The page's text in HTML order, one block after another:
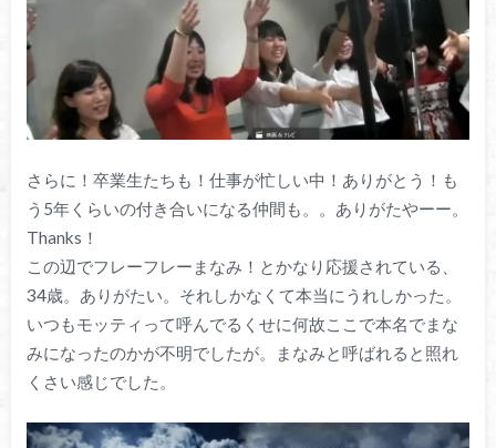
さらに！卒業生たちも！仕事が忙しい中！ありがとう！も
う5年くらいの付き合いになる仲間も。。ありがたやーー。
Thanks！
この辺でフレーフレーまなみ！とかなり応援されている、
34歳。ありがたい。それしかなくて本当にうれしかった。
いつもモッティって呼んでるくせに何故ここで本名でまな
みになったのかが不明でしたが。まなみと呼ばれると照れ
くさい感じでした。